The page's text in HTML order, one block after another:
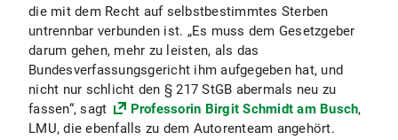
die mit dem Recht auf selbstbestimmtes Sterben
untrennbar verbunden ist. „Es muss dem Gesetzgeber
darum gehen, mehr zu leisten, als das
Bundesverfassungsgericht ihm aufgegeben hat, und
nicht nur schlicht den § 217 StGB abermals neu zu
fassen“, sagt
Professorin Birgit Schmidt am Busch,
LMU, die ebenfalls zu dem Autorenteam angehört.